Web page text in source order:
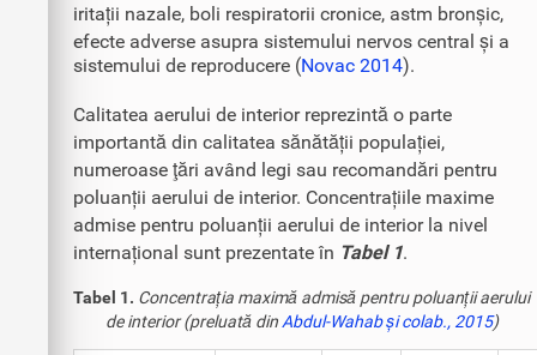
iritații nazale, boli respiratorii cronice, astm bronșic,
efecte adverse asupra sistemului nervos central și a
sistemului de reproducere (Novac 2014).
Calitatea aerului de interior reprezintă o parte
importantă din calitatea sănătății populației,
numeroase ţări având legi sau recomandări pentru
poluanții aerului de interior. Concentrațiile maxime
admise pentru poluanții aerului de interior la nivel
internațional sunt prezentate în Tabel 1.
Tabel 1. Concentrația maximă admisă pentru poluanții aerului
de interior (preluată din Abdul-Wahab și colab., 2015)